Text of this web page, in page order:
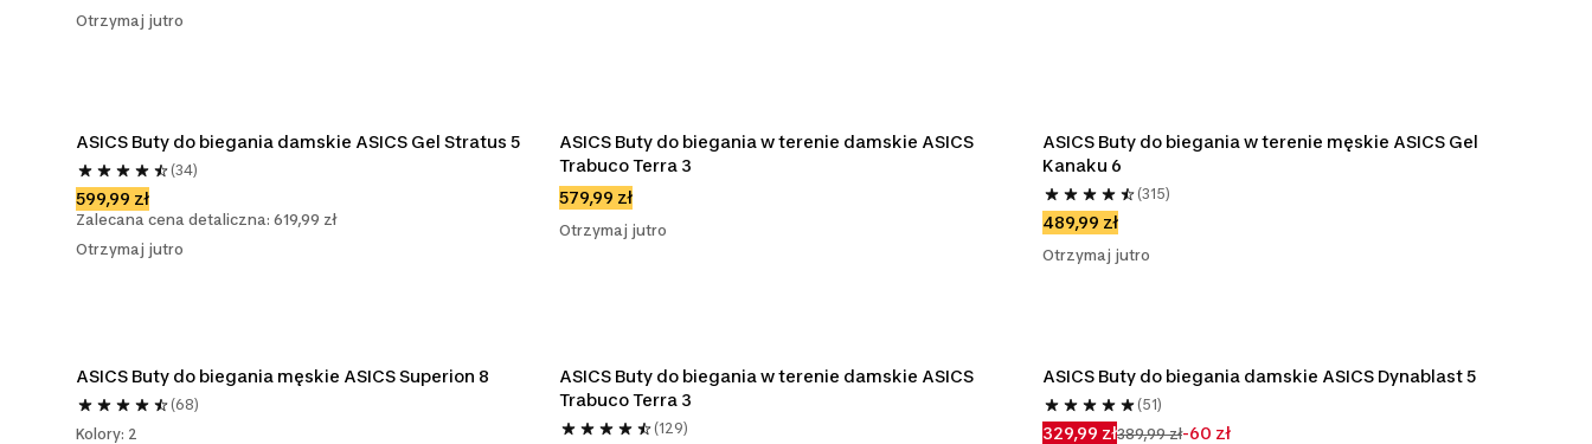
Otrzymaj jutro
ASICS Buty do biegania damskie ASICS Gel Stratus 5
(34)
599,99 zł
Zalecana cena detaliczna: 619,99 zł
Otrzymaj jutro
ASICS Buty do biegania w terenie damskie ASICS
Trabuco Terra 3
579,99 zł
Otrzymaj jutro
ASICS Buty do biegania w terenie męskie ASICS Gel
Kanaku 6
(315)
489,99 zł
Otrzymaj jutro
ASICS Buty do biegania męskie ASICS Superion 8
(68)
Kolory: 2
ASICS Buty do biegania w terenie damskie ASICS
Trabuco Terra 3
(129)
ASICS Buty do biegania damskie ASICS Dynablast 5
(51)
329,99 zł389,99 zł-60 zł